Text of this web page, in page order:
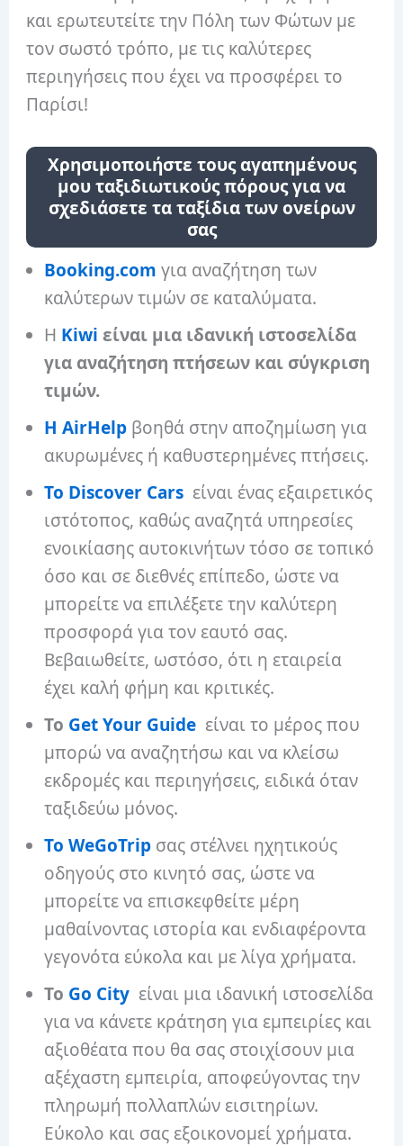
και ερωτευτείτε την Πόλη των Φώτων με
τον σωστό τρόπο, με τις καλύτερες
περιηγήσεις που έχει να προσφέρει το
Παρίσι!
Χρησιμοποιήστε τους αγαπημένους
μου ταξιδιωτικούς πόρους για να
σχεδιάσετε τα ταξίδια των ονείρων
σας
Booking.com για αναζήτηση των
καλύτερων τιμών σε καταλύματα.
Η Kiwi είναι μια ιδανική ιστοσελίδα
για αναζήτηση πτήσεων και σύγκριση
τιμών.
Η AirHelp βοηθά στην αποζημίωση για
ακυρωμένες ή καθυστερημένες πτήσεις.
Το Discover Cars είναι ένας εξαιρετικός
ιστότοπος, καθώς αναζητά υπηρεσίες
ενοικίασης αυτοκινήτων τόσο σε τοπικό
όσο και σε διεθνές επίπεδο, ώστε να
μπορείτε να επιλέξετε την καλύτερη
προσφορά για τον εαυτό σας.
Βεβαιωθείτε, ωστόσο, ότι η εταιρεία
έχει καλή φήμη και κριτικές.
Το Get Your Guide είναι το μέρος που
μπορώ να αναζητήσω και να κλείσω
εκδρομές και περιηγήσεις, ειδικά όταν
ταξιδεύω μόνος.
Το WeGoTrip σας στέλνει ηχητικούς
οδηγούς στο κινητό σας, ώστε να
μπορείτε να επισκεφθείτε μέρη
μαθαίνοντας ιστορία και ενδιαφέροντα
γεγονότα εύκολα και με λίγα χρήματα.
Το Go City είναι μια ιδανική ιστοσελίδα
για να κάνετε κράτηση για εμπειρίες και
αξιοθέατα που θα σας στοιχίσουν μια
αξέχαστη εμπειρία, αποφεύγοντας την
πληρωμή πολλαπλών εισιτηρίων.
Εύκολο και σας εξοικονομεί χρήματα.